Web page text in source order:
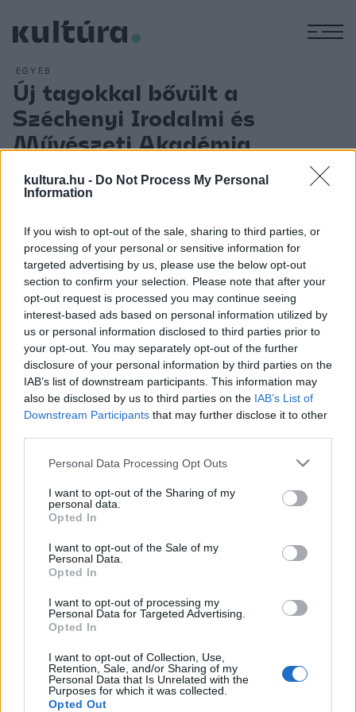
kultura.hu - Do Not Process My Personal
Information
If you wish to opt-out of the sale, sharing to third parties, or
processing of your personal or sensitive information for
targeted advertising by us, please use the below opt-out
section to confirm your selection. Please note that after your
opt-out request is processed you may continue seeing
interest-based ads based on personal information utilized by
us or personal information disclosed to third parties prior to
your opt-out. You may separately opt-out of the further
disclosure of your personal information by third parties on the
IAB’s list of downstream participants. This information may
also be disclosed by us to third parties on the IAB’s List of
Downstream Participants that may further disclose it to other
Please note that this website/app uses one or more Google
not limited to your visit or usage behaviour. You may click to
grant or deny consent to Google and its third-party tags to
use your data for below specified purposes in below Google
consent section.
Personal Data Processing Opt Outs
I want to opt-out of the Sharing of my
personal data.
Opted In
I want to opt-out of the Sale of my
Personal Data.
Opted In
I want to opt-out of processing my
Personal Data for Targeted Advertising.
Opted In
I want to opt-out of Collection, Use,
Retention, Sale, and/or Sharing of my
Personal Data that Is Unrelated with the
Purposes for which it was collected.
Opted Out
EGYÉB
Új tagokkal bővült a
Széchenyi Irodalmi és
Művészeti Akadémia
Tizenhat rendes taggal bővült a Széchenyi Irodalmi és
Művészeti Akadémia (SZIMA), a jelöltekről a testület
tag lett Balla Zsófia költő, Kornis Mihály író, Pinczehelyi
Sándor festőművész, Forgács Péter grafikus-, videoművész,
Gellér B. István képzőművész, Gothár Péter filmrendező,
Mácsai Pál és Máté Gábor színházi rendező, Dukay Barnabás
zeneszerző, Perényi Miklós zeneszerző-csellista, Serei Zsolt
zeneszerző-karmester, valamint Dévényi Tamás, Getto
Tamás, Perényi Tamás, Sugár Péter és Tomay Tamás
építész.
MEGOSZTÁS